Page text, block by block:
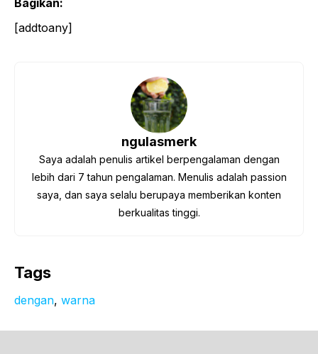
[addtoany]
ngulasmerk
Saya adalah penulis artikel berpengalaman dengan
lebih dari 7 tahun pengalaman. Menulis adalah passion
saya, dan saya selalu berupaya memberikan konten
berkualitas tinggi.
Tags
dengan, warna